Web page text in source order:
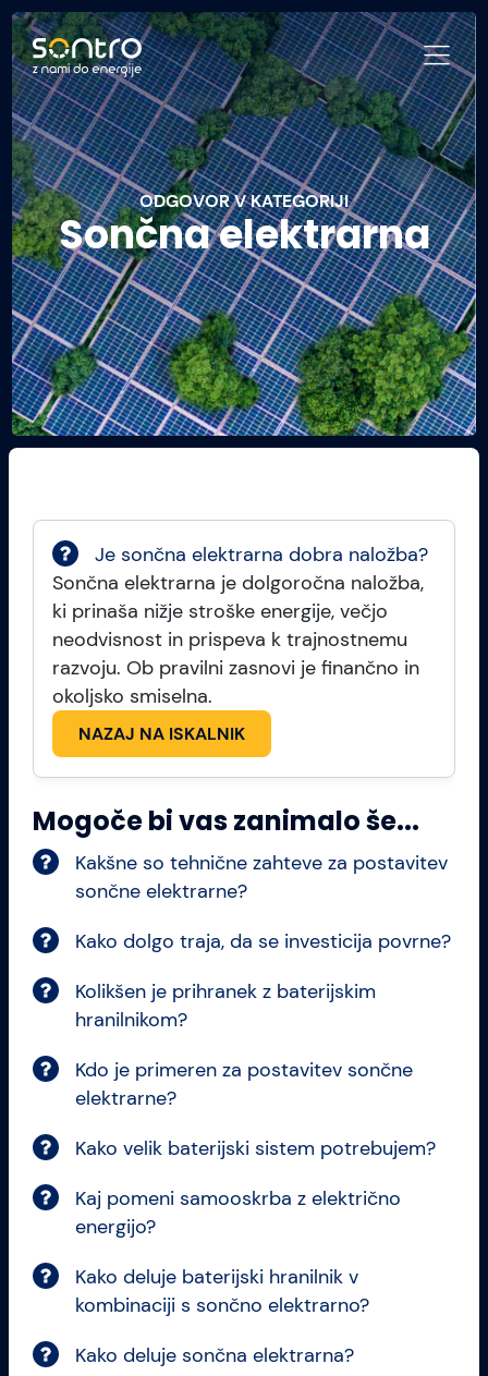
ODGOVOR V KATEGORIJI
Sončna elektrarna
Je sončna elektrarna dobra naložba?
Sončna elektrarna je dolgoročna naložba,
ki prinaša nižje stroške energije, večjo
neodvisnost in prispeva k trajnostnemu
razvoju. Ob pravilni zasnovi je finančno in
okoljsko smiselna.
NAZAJ NA ISKALNIK
Mogoče bi vas zanimalo še...
Kakšne so tehnične zahteve za postavitev
sončne elektrarne?
Kako dolgo traja, da se investicija povrne?
Kolikšen je prihranek z baterijskim
hranilnikom?
Kdo je primeren za postavitev sončne
elektrarne?
Kako velik baterijski sistem potrebujem?
Kaj pomeni samooskrba z električno
energijo?
Kako deluje baterijski hranilnik v
kombinaciji s sončno elektrarno?
Kako deluje sončna elektrarna?